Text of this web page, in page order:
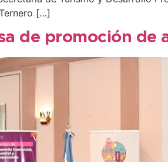
[…]
de promoción de